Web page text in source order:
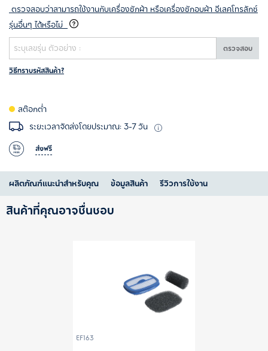
ตรวจสอบว่าสามารถใช้งานกับเครื่องซักผ้า หรือเครื่องซักอบผ้า อีเลคโทรลักซ์
รุ่นอื่นๆ ได้หรือไม่
ตรวจสอบ
วิธีทราบรหัสสินค้า?
สต๊อกต่ำ
ระยะเวลาจัดส่งโดยประมาณ: 3-7 วัน
ส่งฟรี
ผลิตภัณฑ์แนะนำสำหรับคุณ ข้อมูลสินค้า รีวิวการใช้งาน
สินค้าที่คุณอาจชื่นชอบ
EF163